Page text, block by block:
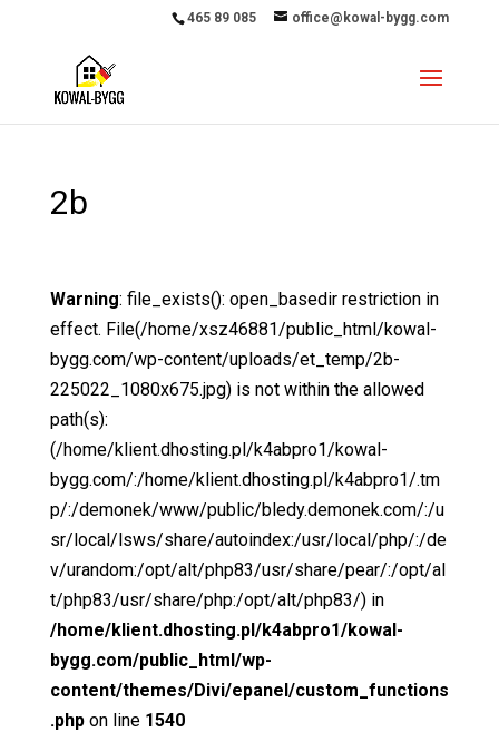
465 89 085 office@kowal-bygg.com
2b
Warning: file_exists(): open_basedir restriction in
effect. File(/home/xsz46881/public_html/kowal-
bygg.com/wp-content/uploads/et_temp/2b-
225022_1080x675.jpg) is not within the allowed
path(s):
(/home/klient.dhosting.pl/k4abpro1/kowal-
bygg.com/:/home/klient.dhosting.pl/k4abpro1/.tm
p/:/demonek/www/public/bledy.demonek.com/:/u
sr/local/lsws/share/autoindex:/usr/local/php/:/de
v/urandom:/opt/alt/php83/usr/share/pear/:/opt/al
t/php83/usr/share/php:/opt/alt/php83/) in
/home/klient.dhosting.pl/k4abpro1/kowal-
bygg.com/public_html/wp-
content/themes/Divi/epanel/custom_functions
.phpon line 1540